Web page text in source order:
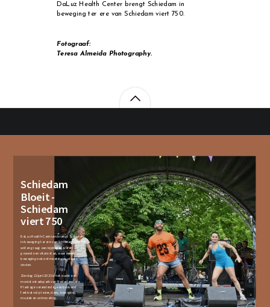
DaLuz Health Center brengt Schiedam in
beweging ter ere van Schiedam viert 750.
Fotograaf:
Teresa Almeida Photography.
Schiedam
Bloeit -
Schiedam
viert 750
DaLuz Health Centrum brengt Schiedam
in beweging ter ere van Schiedam 750. Wij
willen graag een bijdrage leveren aan een
gezonde en vitale stad, waar naast
beweging ook ontmoetingen plaats
vinden.
Zondag 22 juni 2025 is het oudste en
mooiste stadspark van Nederland, de
Plantage veranderd in een bruisend
festival vol plezier, dans, beweging,
muziek en ontmoeting.